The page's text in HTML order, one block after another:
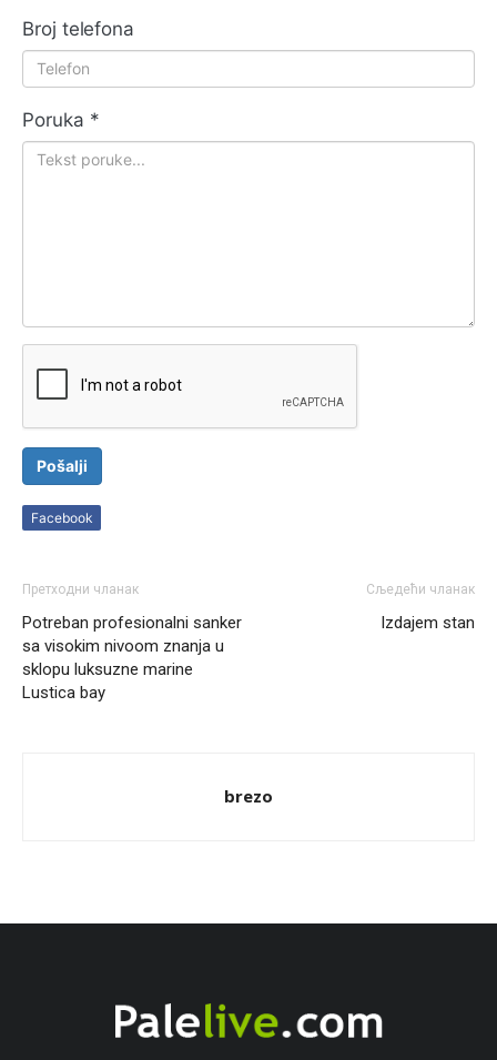
Broj telefona
Poruka *
Pošalji
Facebook
Претходни чланак
Potreban profesionalni sanker
sa visokim nivoom znanja u
sklopu luksuzne marine
Lustica bay
Сљедећи чланак
Izdajem stan
brezo